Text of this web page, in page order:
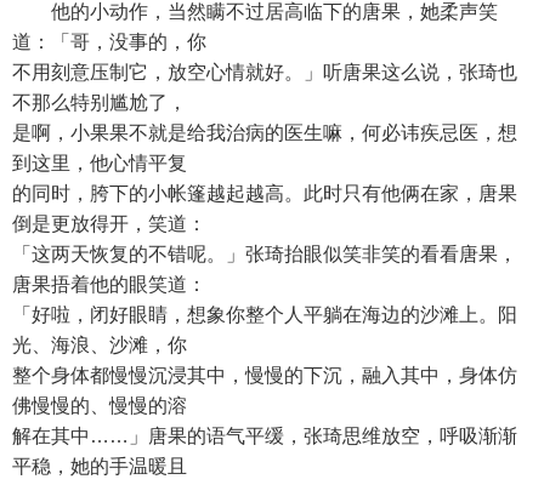
他的小动作，当然瞒不过居高临下的唐果，她柔声笑
道：「哥，没事的，你
不用刻意压制它，放空心情就好。」听唐果这么说，张琦也
不那么特别尴尬了，
是啊，小果果不就是给我治病的医生嘛，何必讳疾忌医，想
到这里，他心情平复
的同时，胯下的小帐篷越起越高。此时只有他俩在家，唐果
倒是更放得开，笑道：
「这两天恢复的不错呢。」张琦抬眼似笑非笑的看看唐果，
唐果捂着他的眼笑道：
「好啦，闭好眼睛，想象你整个人平躺在海边的沙滩上。阳
光、海浪、沙滩，你
整个身体都慢慢沉浸其中，慢慢的下沉，融入其中，身体仿
佛慢慢的、慢慢的溶
解在其中……」唐果的语气平缓，张琦思维放空，呼吸渐渐
平稳，她的手温暖且